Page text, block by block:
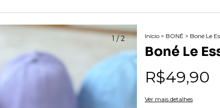
1/2 Início > BONÉ > Boné Le
Boné Le
R$49,90
Ver mais detalhes